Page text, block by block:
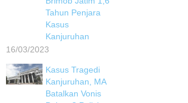
Tahun Penjara
Kasus
Kanjuruhan
16/03/2023
Kasus Tragedi
Kanjuruhan, MA
Batalkan Vonis